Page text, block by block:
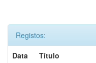
Registos:
Data
Título